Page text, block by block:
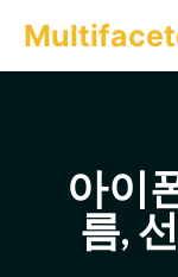
아이
름,